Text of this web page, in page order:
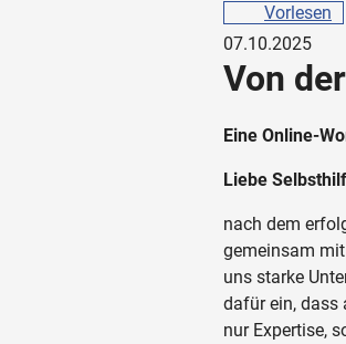
Vorlesen
07.10.2025
Von
Eine Online-
Liebe
nach dem
gemeinsam
uns starke
dafür ein, dass
nur Expertise,